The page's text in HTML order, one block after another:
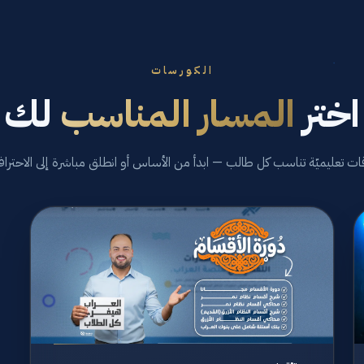
الكورسات
اخترالمسار المناسب لك
تعليميّة تناسب كل طالب — ابدأ من الأساس أو انطلق مباشرة إلى